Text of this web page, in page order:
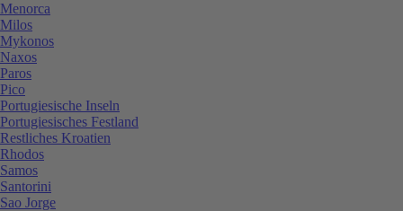
Menorca
Milos
Mykonos
Naxos
Paros
Pico
Portugiesische Inseln
Portugiesisches Festland
Restliches Kroatien
Rhodos
Samos
Santorini
Sao Jorge